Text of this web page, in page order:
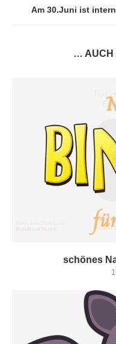
Am 30.Juni ist
… AUCH
schönes